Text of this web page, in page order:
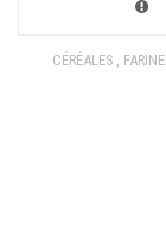
CÉRÉALES ,